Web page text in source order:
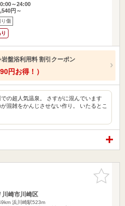
～24:00
円～
り傷
盤浴利用料 割引クーポン
円お得！）
の超人気温泉。 さすがに混んでいます
混雑をかんじさせない作り。 いたるとこ
お気に入
りに追加
川崎市川崎区
浜川崎駅523m